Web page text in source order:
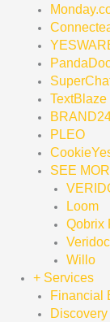
TextBlaze
PLEO
SEE
Loom
Qobrix
Willo
+ Services
Financial